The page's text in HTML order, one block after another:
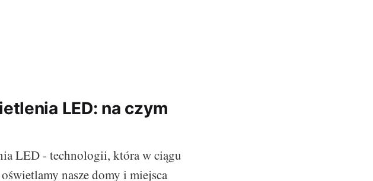
LED: na czym
LED - technologii, która w ciągu
nasze domy i miejsca